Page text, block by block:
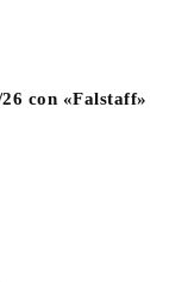
con «Falstaff»